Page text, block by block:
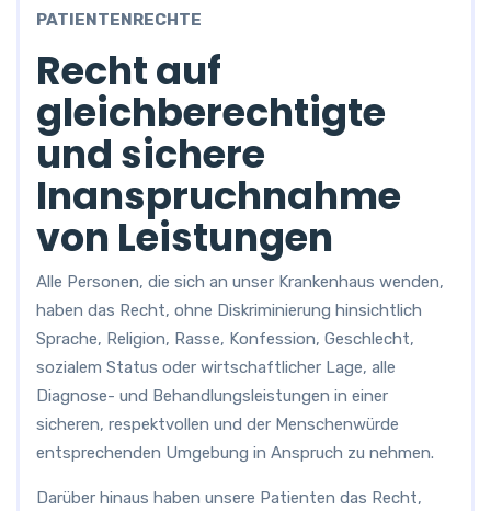
PATIENTENRECHTE
Recht auf
gleichberechtigte
und sichere
Inanspruchnahme
von Leistungen
Alle Personen, die sich an unser Krankenhaus wenden,
haben das Recht, ohne Diskriminierung hinsichtlich
Sprache, Religion, Rasse, Konfession, Geschlecht,
sozialem Status oder wirtschaftlicher Lage, alle
Diagnose- und Behandlungsleistungen in einer
sicheren, respektvollen und der Menschenwürde
entsprechenden Umgebung in Anspruch zu nehmen.
Darüber hinaus haben unsere Patienten das Recht,